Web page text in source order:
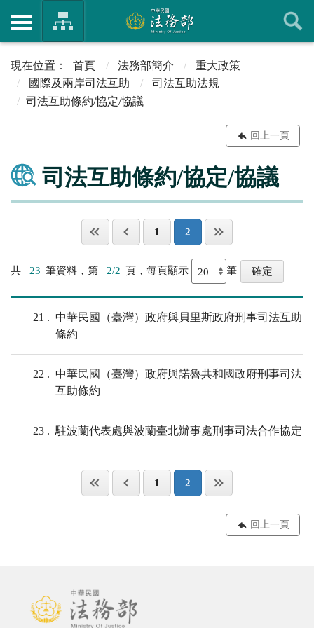
首頁 法務部簡介
重大政策
國際及兩岸司法互助
司法互助法規
司法互助條約/協定/協議
回上一頁
司法互助條約/協定/協議
1 2
共 23 筆資料，第 2/2 頁，每頁顯示 筆
21
中華民國（臺灣）政府與貝里斯政府刑事司法互助
條約
22
中華民國（臺灣）政府與諾魯共和國政府刑事司法
互助條約
23 駐波蘭代表處與波蘭臺北辦事處刑事司法合作協定
1 2
回上一頁